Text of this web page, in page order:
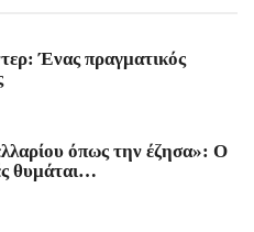
Ένας πραγματικός
όπως την έζησα»: Ο
θυμάται…